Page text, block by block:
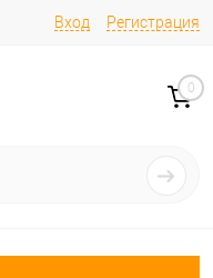
Вход Регистрация
0